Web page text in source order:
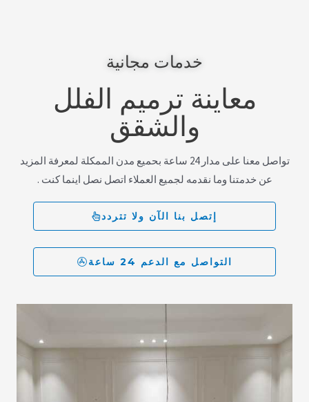
خدمات مجانية
معاينة ترميم الفلل
والشقق
تواصل معنا على مدار 24 ساعة بحميع مدن الممكلة لمعرفة المزيد
عن خدمتنا وما نقدمه لجميع العملاء اتصل نصل اينما كنت .
إتصل بنا الآن ولا تتردد
التواصل مع الدعم 24 ساعة